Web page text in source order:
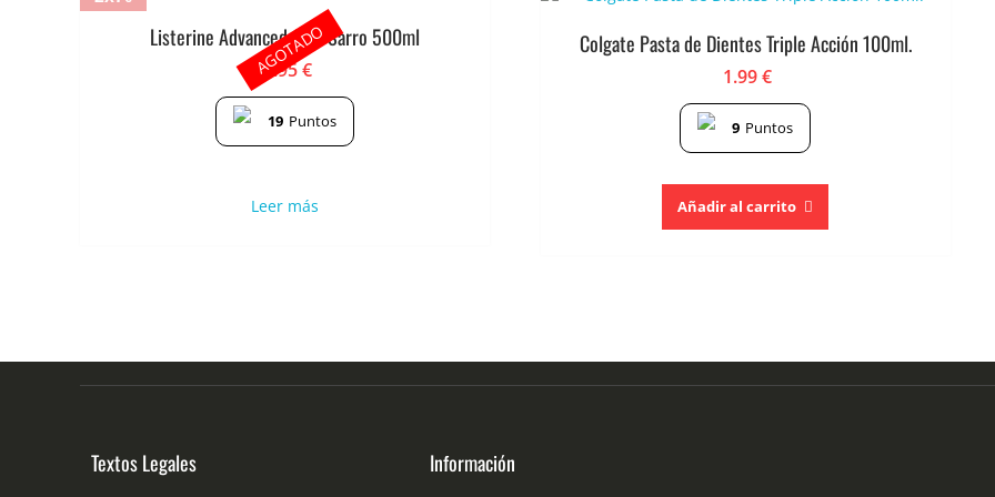
Listerine Advanced Anti-Sarro 500ml
3.95€
19 Puntos
Leer más
AGOTADO Colgate Pasta de Dientes Triple Acción 100ml.
1.99€
9 Puntos
Añadir al carrito
Textos Legales Información